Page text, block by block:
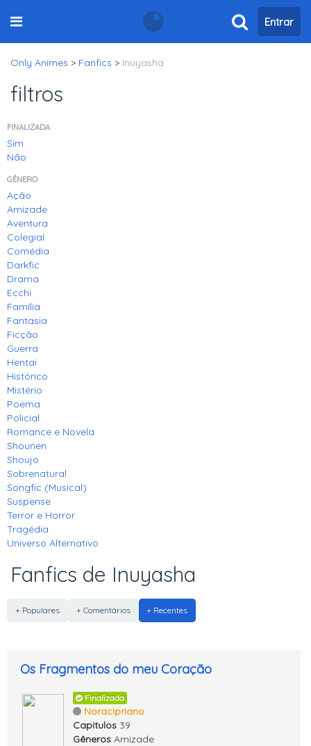
Entrar
Only Animes > Fanfics > Inuyasha
Fanfics de Inuyasha
+ Populares + Comentários + Recentes
Os Fragmentos do meu Coração
Finalizada
Noracipriano
Capitulos 39
Gêneros Amizade
filtros
FINALIZADA
Sim
Não
GÊNERO
Ação
Amizade
Aventura
Colegial
Comédia
Darkfic
Drama
Ecchi
Família
Fantasia
Ficção
Guerra
Hentai
Histórico
Mistério
Poema
Policial
Romance e Novela
Shounen
Shoujo
Sobrenatural
Songfic (Musical)
Suspense
Terror e Horror
Tragédia
Universo Alternativo